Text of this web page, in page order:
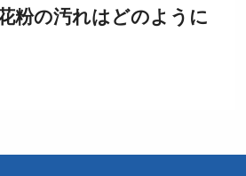
粉の汚れはどのように